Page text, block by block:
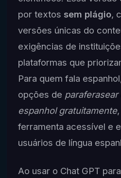
por textos sem plágio,
versões únicas do
exigências de
plataformas que
Para quem fala
opções de paraferasear
espanhol gratuitamente
ferramenta acessível e
usuários de língua
Ao usar o Chat GPT